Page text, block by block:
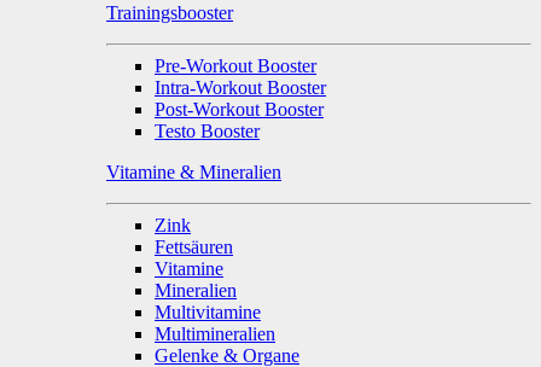
Trainingsbooster
Pre-Workout Booster
Intra-Workout Booster
Post-Workout Booster
Testo Booster
Vitamine & Mineralien
Zink
Fettsäuren
Vitamine
Mineralien
Multivitamine
Multimineralien
Gelenke & Organe